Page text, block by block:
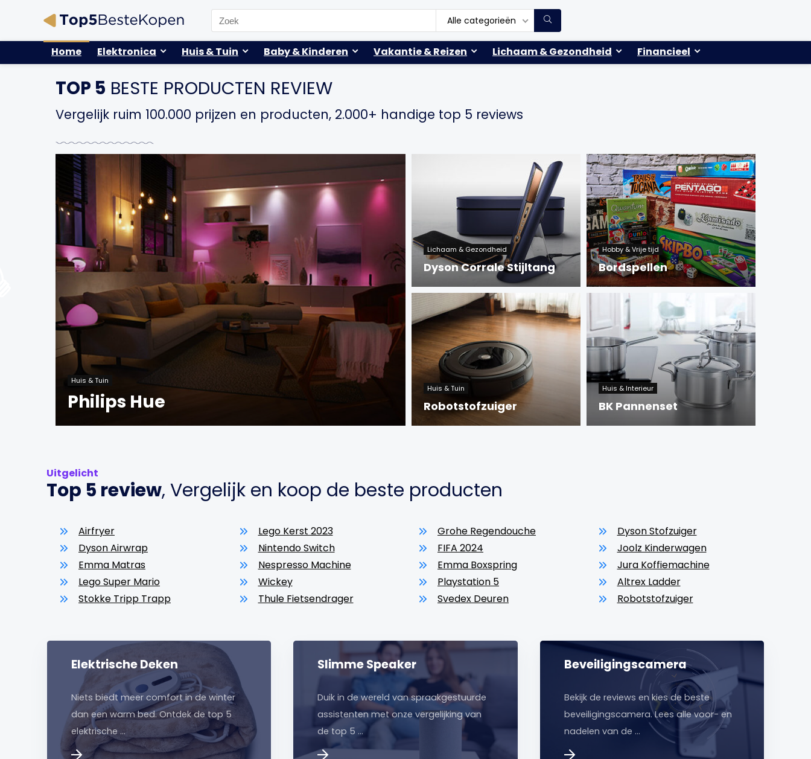
Search
for:
Alle categorieën
Home Elektronica Huis & Tuin Baby & Kinderen Vakantie & Reizen Lichaam & Gezondheid Financieel
TOP 5 BESTE PRODUCTEN REVIEW
Vergelijk ruim 100.000 prijzen en producten, 2.000+ handige top 5 reviews
Huis & Tuin
Philips Hue
Lichaam & Gezondheid
Dyson Corrale Stijltang
Hobby & Vrije tijd
Bordspellen
Huis & Tuin
Robotstofzuiger
Huis & Interieur
BK Pannenset
Uitgelicht
Top 5 review, Vergelijk en koop de beste producten
Airfryer
Dyson Airwrap
Emma Matras
Lego Super Mario
Stokke Tripp Trapp
Lego Kerst 2023
Nintendo Switch
Nespresso Machine
Wickey
Thule Fietsendrager
Grohe Regendouche
FIFA 2024
Emma Boxspring
Playstation 5
Svedex Deuren
Dyson Stofzuiger
Joolz Kinderwagen
Jura Koffiemachine
Altrex Ladder
Robotstofzuiger
Elektrische Deken
Niets biedt meer comfort in de winter
dan een warm bed. Ontdek de top 5
elektrische …
Slimme Speaker
Duik in de wereld van spraakgestuurde
assistenten met onze vergelijking van
de top 5 …
Beveiligingscamera
Bekijk de reviews en kies de beste
beveiligingscamera. Lees alle voor- en
nadelen van de …